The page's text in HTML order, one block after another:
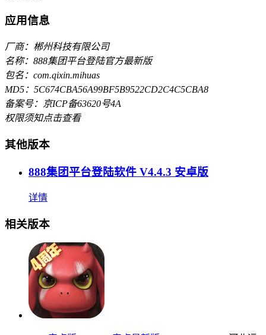
应用信息
厂商：郴州科技有限公司
名称：888集团平台登陆官方最新版
包名：com.qixin.mihuas
MD5：5C674CBA56A99BF5B9522CD2C4C5CBA8
备案号：京ICP备63620号4A
权限须知点击查看
其他版本
888集团平台登陆软件 V4.4.3 安卓版
详情
相关版本